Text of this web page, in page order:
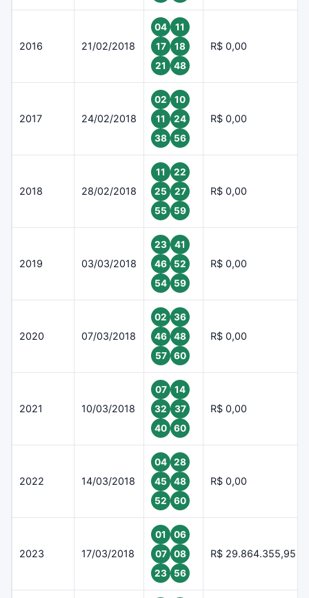
2016 21/02/2018
04
11
17
18
21
48
R$ 0,00
2017 24/02/2018
02
10
11
24
38
56
R$ 0,00
2018 28/02/2018
11
22
25
27
55
59
R$ 0,00
2019 03/03/2018
23
41
46
52
54
59
R$ 0,00
2020 07/03/2018
02
36
46
48
57
60
R$ 0,00
2021 10/03/2018
07
14
32
37
40
60
R$ 0,00
2022 14/03/2018
04
28
45
48
52
60
R$ 0,00
2023 17/03/2018
01
06
07
08
23
56
R$ 29.864.355,95